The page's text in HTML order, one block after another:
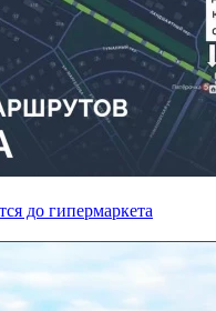
до гипермаркета